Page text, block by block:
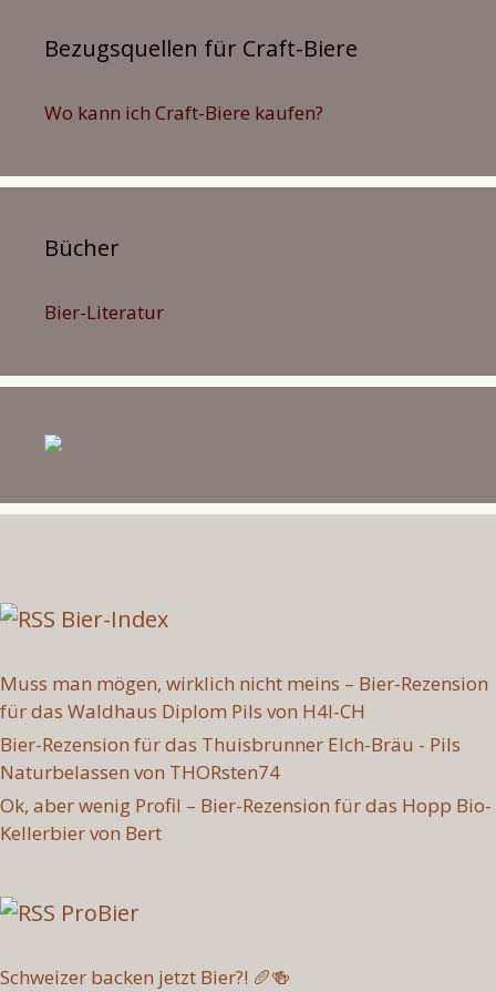
Bezugsquellen für Craft-Biere
Wo kann ich Craft-Biere kaufen?
Bücher
Bier-Literatur
Bier-Index
Muss man mögen, wirklich nicht meins – Bier-Rezension
für das Waldhaus Diplom Pils von H4l-CH
Bier-Rezension für das Thuisbrunner Elch-Bräu - Pils
Naturbelassen von THORsten74
Ok, aber wenig Profil – Bier-Rezension für das Hopp Bio-
Kellerbier von Bert
ProBier
Schweizer backen jetzt Bier?! 🥖🍻